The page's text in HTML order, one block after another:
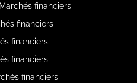
financiers
financiers
financiers
financiers
financiers